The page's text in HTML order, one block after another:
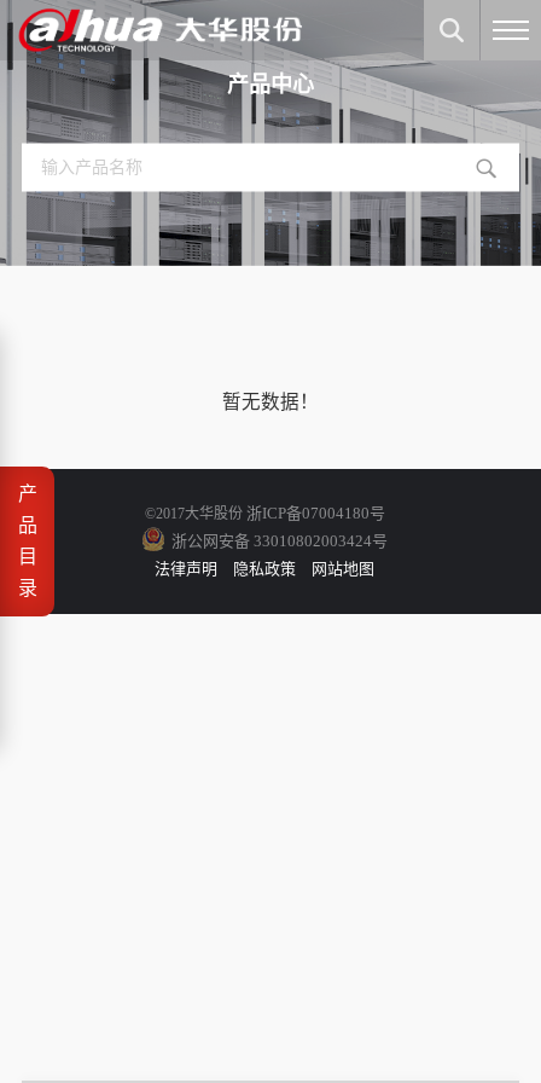
产品中心
产
品
目
录
暂无数据！
©2017大华股份 浙ICP备07004180号
浙公网安备 33010802003424号
法律声明
隐私政策 网站地图